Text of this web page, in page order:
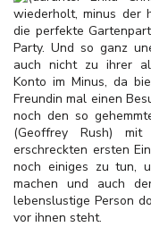
wiederholt, minus der
die perfekte
Party. Und so ganz
auch nicht zu ihrer
Konto im Minus, da
Freundin mal einen
noch den so
(Geoffrey Rush)
erschreckten ersten
noch einiges zu tun,
machen und auch
lebenslustige Person
vor ihnen steht.